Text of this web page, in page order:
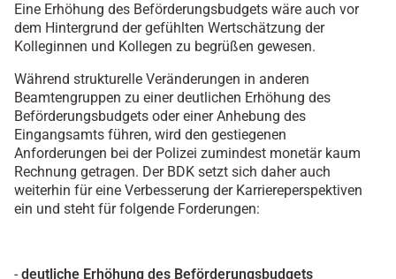
Eine Erhöhung des Beförderungsbudgets wäre auch vor
dem Hintergrund der gefühlten Wertschätzung der
Kolleginnen und Kollegen zu begrüßen gewesen.
Während strukturelle Veränderungen in anderen
Beamtengruppen zu einer deutlichen Erhöhung des
Beförderungsbudgets oder einer Anhebung des
Eingangsamts führen, wird den gestiegenen
Anforderungen bei der Polizei zumindest monetär kaum
Rechnung getragen. Der BDK setzt sich daher auch
weiterhin für eine Verbesserung der Karriereperspektiven
ein und steht für folgende Forderungen:
- deutliche Erhöhung des Beförderungsbudgets